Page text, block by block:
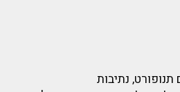
נתיבות